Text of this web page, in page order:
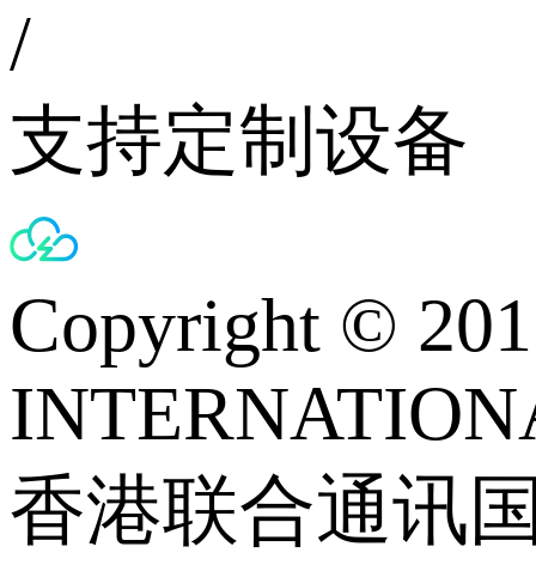
/
支持定制设备
Copyright ©
香港联合通讯